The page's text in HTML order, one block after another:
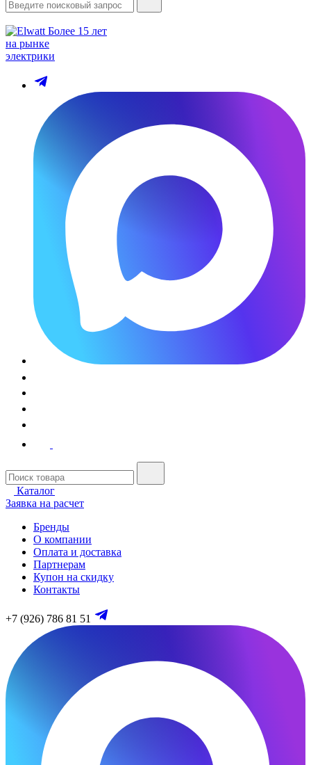
Более 15 лет
на рынке
электрики
Каталог
Заявка на расчет
Бренды
О компании
Оплата и доставка
Партнерам
Купон на скидку
Контакты
+7 (926) 786 81 51